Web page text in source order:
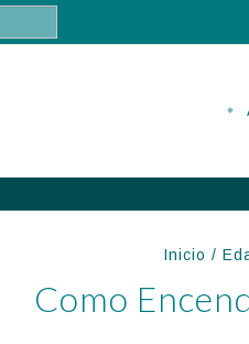
Inicio /
Como